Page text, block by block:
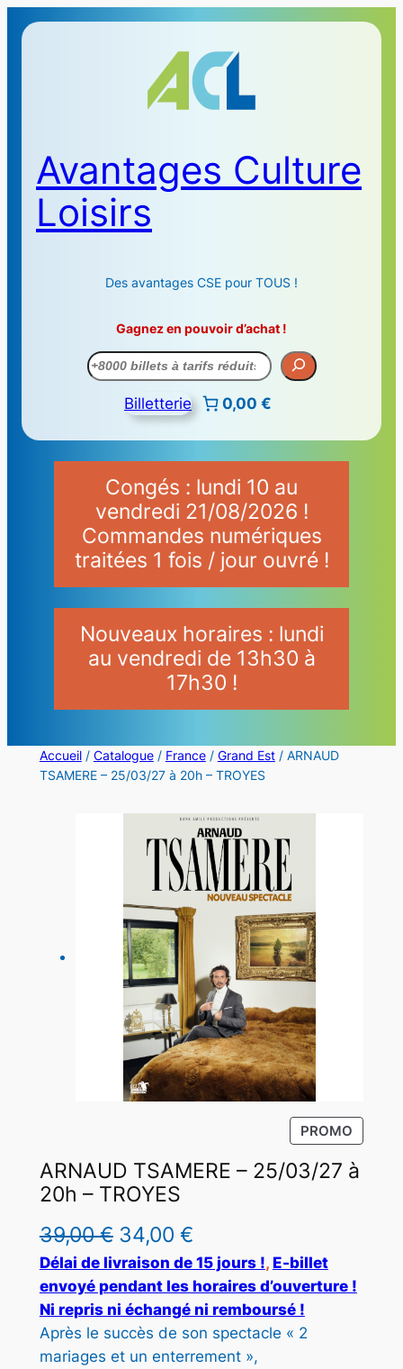
Avantages Culture
Loisirs
Des avantages CSE pour TOUS !
Gagnez en pouvoir d’achat !
Recherche
Billetterie 0,00 €
Congés : lundi 10 au
vendredi 21/08/2026 !
Commandes numériques
traitées 1 fois / jour ouvré !
Nouveaux horaires : lundi
au vendredi de 13h30 à
17h30 !
Accueil/ Catalogue/ France/ Grand Est/ ARNAUD
TSAMERE – 25/03/27 à 20h – TROYES
PROMO
R
O
N
ARNAUD TSAMERE – 25/03/27 à
20h – TROYES
39,00€ L
e
p
r
i
34,00 €L
e
p
r
i
Délai de livraison de 15 jours !, E-billet
envoyé pendant les horaires d’ouverture !
Ni repris ni échangé ni remboursé !
Après le succès de son spectacle « 2
mariages et un enterrement »,